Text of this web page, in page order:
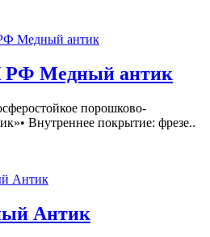
Медный антик
порошково-
Внутреннее покрытие: фрезе..
Антик